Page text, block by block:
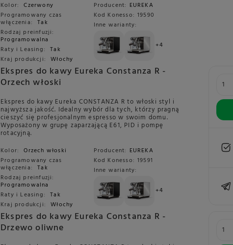
Kolor: Czerwony
Programowany czas
włączenia: Tak
Rodzaj preinfuzji:
Programowalna
Raty i Leasing: Tak
Kraj produkcji: Włochy
Producent: EUREKA
Kod Konesso: 19590
Inne warianty:
+4
Ekspres do kawy Eureka Constanza R -
Orzech włoski
Ekspres do kawy Eureka CONSTANZA R to włoski styl i
najwyższa jakość. Idealny wybór dla tych, którzy pragną
cieszyć się profesjonalnym espresso w swoim domu.
Wyposażony w grupę zaparzającą E61, PID i pompę
rotacyjną.
Kolor: Orzech włoski
Programowany czas
włączenia: Tak
Rodzaj preinfuzji:
Programowalna
Raty i Leasing: Tak
Kraj produkcji: Włochy
Producent: EUREKA
Kod Konesso: 19591
Inne warianty:
+4
Ekspres do kawy Eureka Constanza R -
Drzewo oliwne